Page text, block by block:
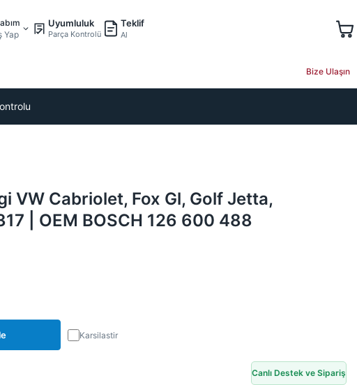
Yap
Uyumluluk
Parça Kontrolü
Teklif
Al
Bize Ulaşın
VW Cabriolet, Fox Gl, Golf Jetta,
| OEM BOSCH 126 600 488
Karsilastir
Canlı Destek ve Sipariş